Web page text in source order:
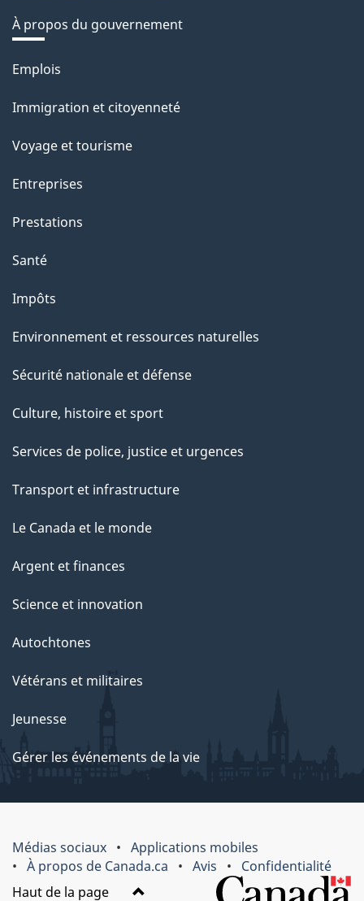
À propos du gouvernement
Thèmes
sujets
Emplois
Immigration et citoyenneté
Voyage et tourisme
Entreprises
Prestations
Santé
Impôts
Environnement et ressources naturelles
Sécurité nationale et défense
Culture, histoire et sport
Services de police, justice et urgences
Transport et infrastructure
Le Canada et le monde
Argent et finances
Science et innovation
Autochtones
Vétérans et militaires
Jeunesse
Gérer les événements de la vie
Médias sociaux
Applications mobiles
À propos de Canada.ca
Avis
Confidentialité
Haut de la page